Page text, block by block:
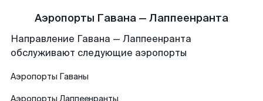
Аэропорты Гавана — Лаппеенранта
Направление Гавана — Лаппеенранта
обслуживают следующие аэропорты
Аэропорты Гаваны
Аэропорты Лаппеенранты